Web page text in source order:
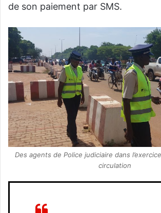
de son paiement par SMS.
Des agents de Police judiciaire dans
circulation